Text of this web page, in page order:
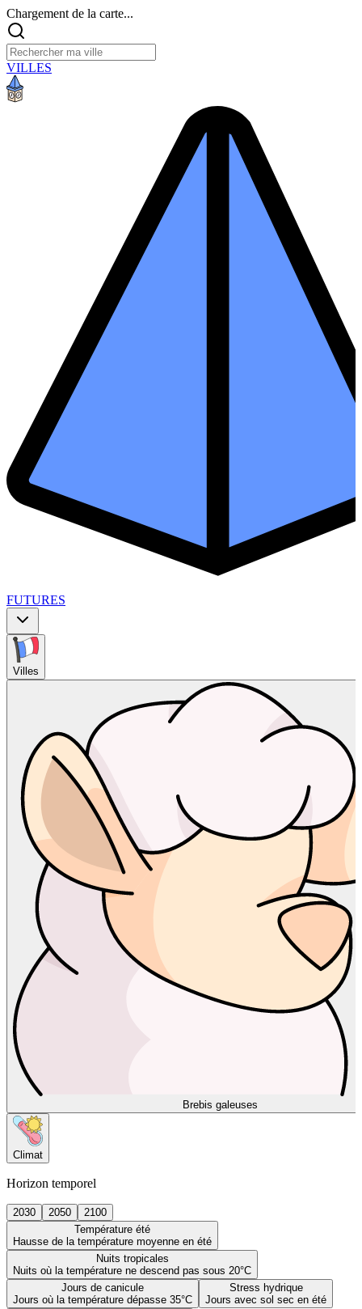
Chargement de la carte...
VILLES
FUTURES
Villes
Brebis galeuses
Climat
Horizon temporel
2030 2050
2100
Température été
Hausse de la température moyenne en été
Nuits tropicales
Nuits où la température ne descend pas sous 20°C
Jours de canicule
Jours où la température dépasse 35°C
Stress hydrique
Jours avec sol sec en été